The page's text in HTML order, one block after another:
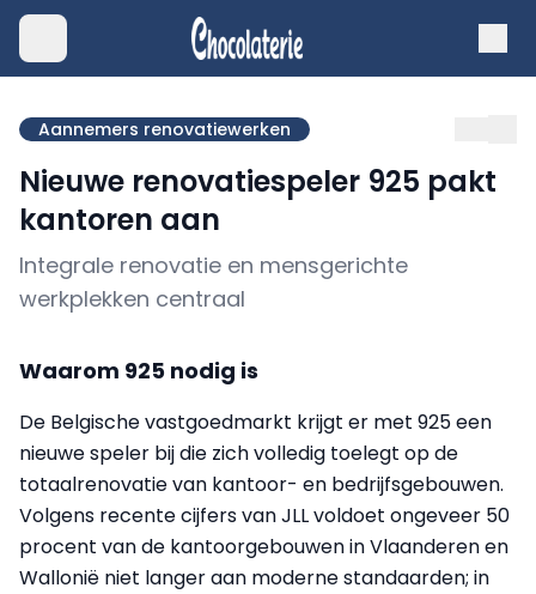
Aannemers renovatiewerken
Nieuwe renovatiespeler 925 pakt
kantoren aan
Integrale renovatie en mensgerichte
werkplekken centraal
Waarom 925 nodig is
De Belgische vastgoedmarkt krijgt er met 925 een
nieuwe speler bij die zich volledig toelegt op de
totaalrenovatie van kantoor- en bedrijfsgebouwen.
Volgens recente cijfers van JLL voldoet ongeveer 50
procent van de kantoorgebouwen in Vlaanderen en
Wallonië niet langer aan moderne standaarden; in